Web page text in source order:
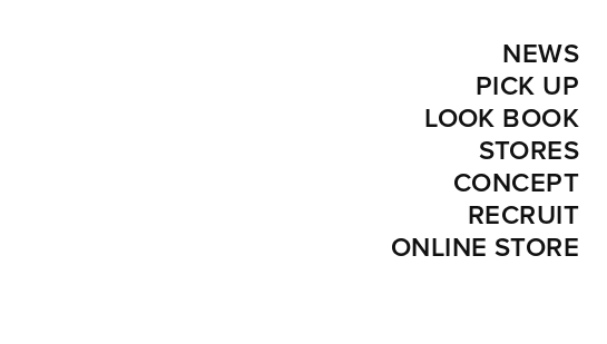
NEWS
PICK UP
LOOK BOOK
STORES
CONCEPT
RECRUIT
ONLINE STORE